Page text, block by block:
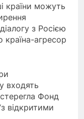
країни можуть
з Росією
країна-агресор
входять
Фонд
відкритими